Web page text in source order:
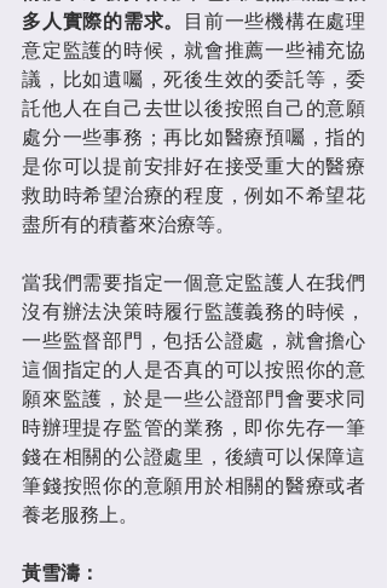
多人實際的需求。
目前一些機構在處理
意定監護的時候，就會推薦一些補充協
議，比如遺囑，死後生效的委託等，委
託他人在自己去世以後按照自己的意願
處分一些事務；再比如醫療預囑，指的
是你可以提前安排好在接受重大的醫療
救助時希望治療的程度，例如不希望花
盡所有的積蓄來治療等。
當我們需要指定一個意定監護人在我們
沒有辦法決策時履行監護義務的時候，
一些監督部門，包括公證處，就會擔心
這個指定的人是否真的可以按照你的意
願來監護，於是一些公證部門會要求同
時辦理提存監管的業務，即你先存一筆
錢在相關的公證處里，後續可以保障這
筆錢按照你的意願用於相關的醫療或者
養老服務上。
黃雪濤：